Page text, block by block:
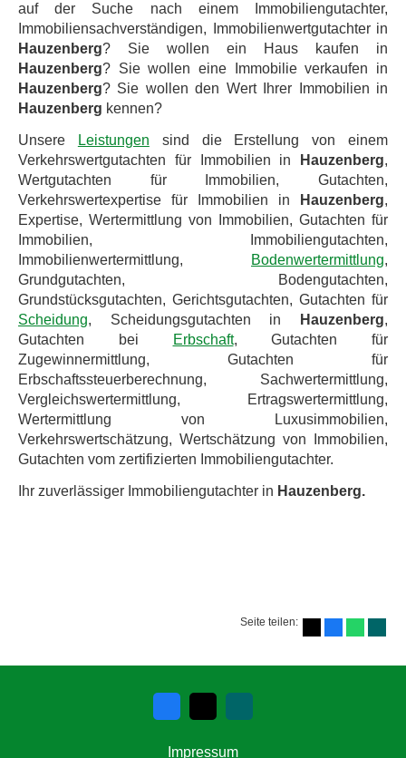
auf der Suche nach einem Immobiliengutachter,
Immobiliensachverständigen, Immobilienwertgutachter in
Hauzenberg? Sie wollen ein Haus kaufen in
Hauzenberg? Sie wollen eine Immobilie verkaufen in
Hauzenberg? Sie wollen den Wert Ihrer Immobilien in
Hauzenberg kennen?
Unsere Leistungen sind die Erstellung von einem
Verkehrswertgutachten für Immobilien in
Hauzenberg,
Wertgutachten für Immobilien, Gutachten,
Verkehrswertexpertise für Immobilien in
Hauzenberg,
Expertise, Wertermittlung von Immobilien, Gutachten für
Immobilien, Immobiliengutachten,
Immobilienwertermittlung,
Bodenwertermittlung,
Grundgutachten, Bodengutachten,
Grundstücksgutachten, Gerichtsgutachten, Gutachten für
Scheidung, Scheidungsgutachten in Hauzenberg,
Gutachten bei
Erbschaft, Gutachten für
Zugewinnermittlung, Gutachten für
Erbschaftssteuerberechnung, Sachwertermittlung,
Vergleichswertermittlung, Ertragswertermittlung,
Wertermittlung von Luxusimmobilien,
Verkehrswertschätzung, Wertschätzung von Immobilien,
Gutachten vom zertifizierten Immobiliengutachter.
Ihr zuverlässiger Immobiliengutachter in Hauzenberg.
Seite teilen:
Impressum